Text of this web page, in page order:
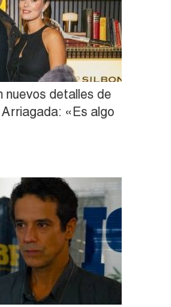
nuevos detalles de
«Es algo